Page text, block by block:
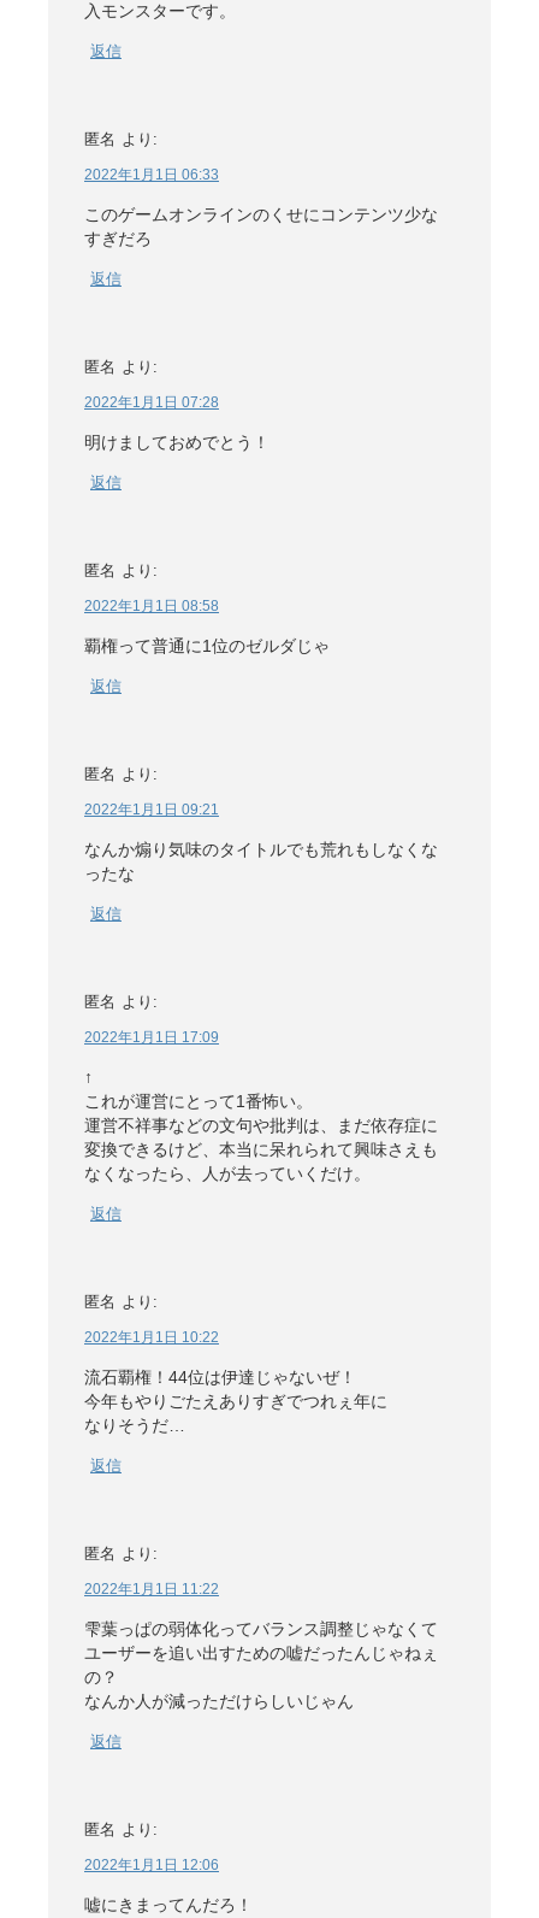
入モンスターです。
返信
匿名 より:
2022年1月1日 06:33
このゲームオンラインのくせにコンテンツ少な
すぎだろ
返信
匿名 より:
2022年1月1日 07:28
明けましておめでとう！
返信
匿名 より:
2022年1月1日 08:58
覇権って普通に1位のゼルダじゃ
返信
匿名 より:
2022年1月1日 09:21
なんか煽り気味のタイトルでも荒れもしなくな
ったな
返信
匿名 より:
2022年1月1日 17:09
↑
これが運営にとって1番怖い。
運営不祥事などの文句や批判は、まだ依存症に
変換できるけど、本当に呆れられて興味さえも
なくなったら、人が去っていくだけ。
返信
匿名 より:
2022年1月1日 10:22
流石覇権！44位は伊達じゃないぜ！
今年もやりごたえありすぎでつれぇ年に
なりそうだ…
返信
匿名 より:
2022年1月1日 11:22
雫葉っぱの弱体化ってバランス調整じゃなくて
ユーザーを追い出すための嘘だったんじゃねぇ
の？
なんか人が減っただけらしいじゃん
返信
匿名 より:
2022年1月1日 12:06
嘘にきまってんだろ！